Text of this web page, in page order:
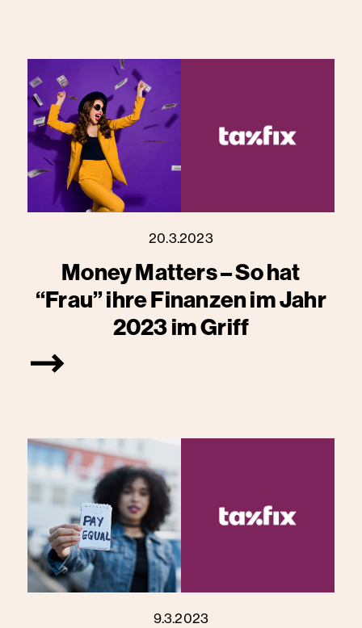
20.3.2023
Money Matters – So hat
“Frau” ihre Finanzen im Jahr
2023 im Griff
9.3.2023